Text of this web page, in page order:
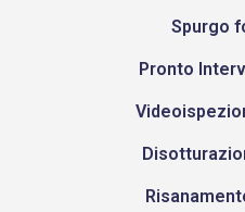
Spurgo
Pronto